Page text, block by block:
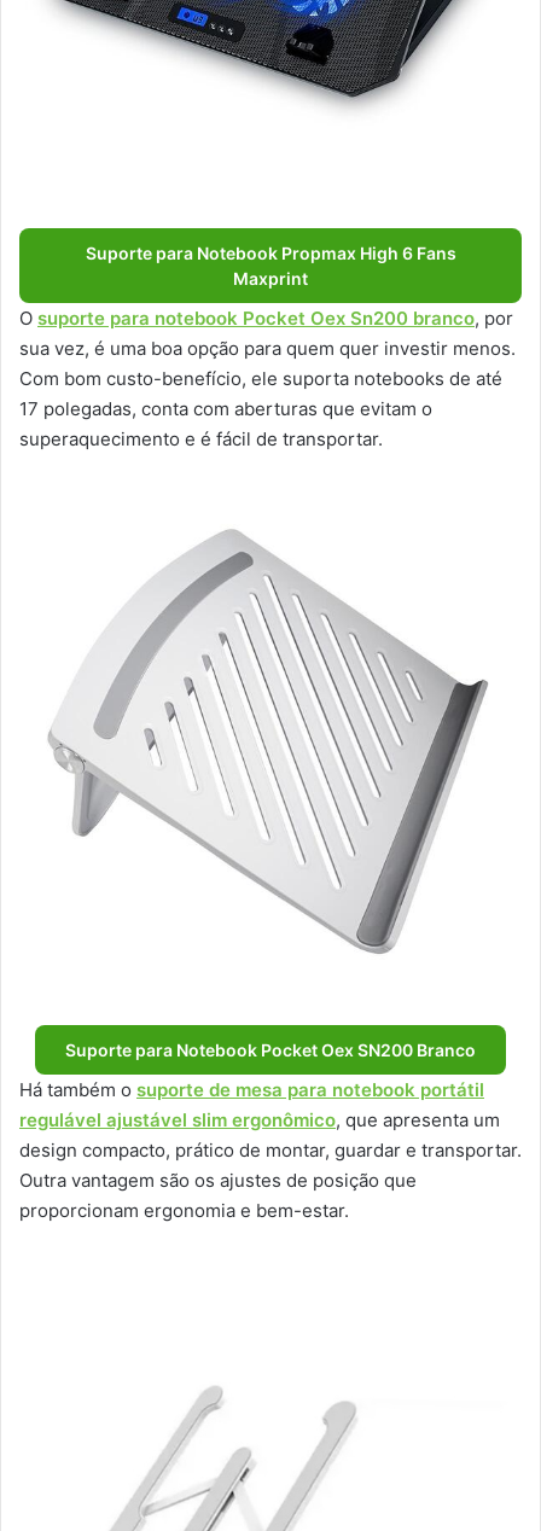
Suporte para Notebook Propmax High 6 Fans
Maxprint
O suporte para notebook Pocket Oex Sn200 branco, por
sua vez, é uma boa opção para quem quer investir menos.
Com bom custo-benefício, ele suporta notebooks de até
17 polegadas, conta com aberturas que evitam o
superaquecimento e é fácil de transportar.
Suporte para Notebook Pocket Oex SN200 Branco
Há também o suporte de mesa para notebook portátil
regulável ajustável slim ergonômico, que apresenta um
design compacto, prático de montar, guardar e transportar.
Outra vantagem são os ajustes de posição que
proporcionam ergonomia e bem-estar.